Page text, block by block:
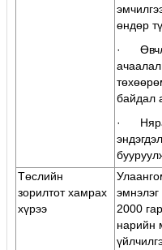
өндөр
·
байдал
·
Төслийн
зорилтот хамрах
хүрээ
2000
нарийн